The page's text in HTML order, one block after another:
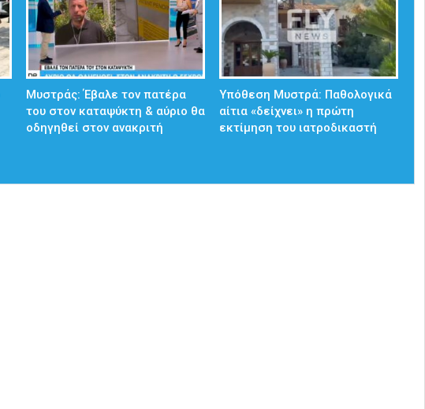
Μυστράς: Έβαλε τον πατέρα
του στον καταψύκτη & αύριο θα
οδηγηθεί στον ανακριτή
Υπόθεση Μυστρά: Παθολογικά
αίτια «δείχνει» η πρώτη
εκτίμηση του ιατροδικαστή